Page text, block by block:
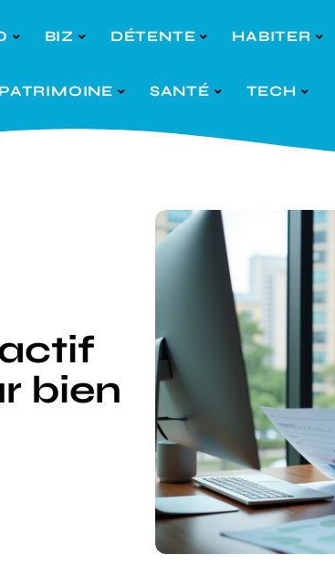
BIZ DÉTENTE HABITER
PATRIMOINE SANTÉ TECH
bien